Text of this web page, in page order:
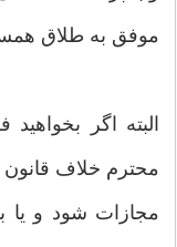
موفق به طلاق
البته اگر
مجازات شود و یا